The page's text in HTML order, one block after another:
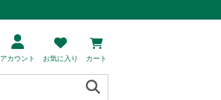
アカウント お気に入り カート